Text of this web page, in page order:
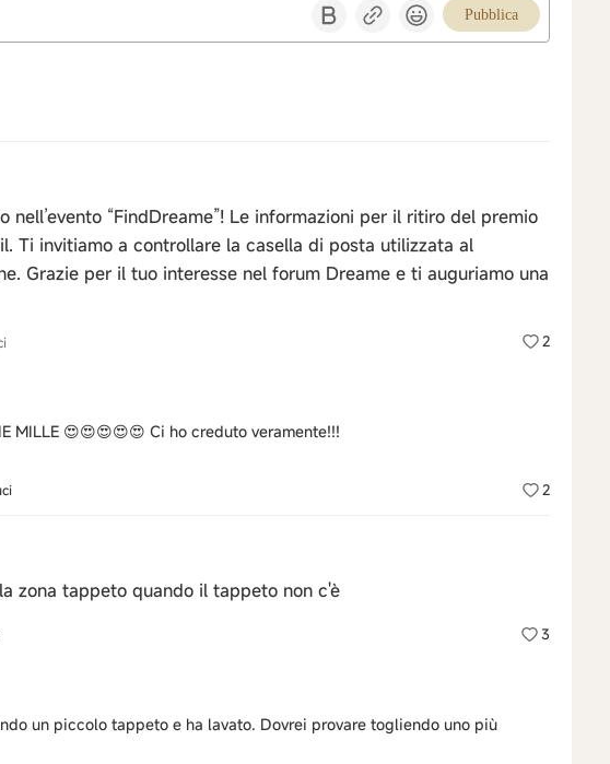
Pubblica
nell’evento “FindDreame”! Le informazioni per il ritiro del premio
Ti invitiamo a controllare la casella di posta utilizzata al
Grazie per il tuo interesse nel forum Dreame e ti auguriamo una
2
MILLE 😍😍😍😍😍 Ci ho creduto veramente!!!
2
zona tappeto quando il tappeto non c'è
3
un piccolo tappeto e ha lavato. Dovrei provare togliendo uno più